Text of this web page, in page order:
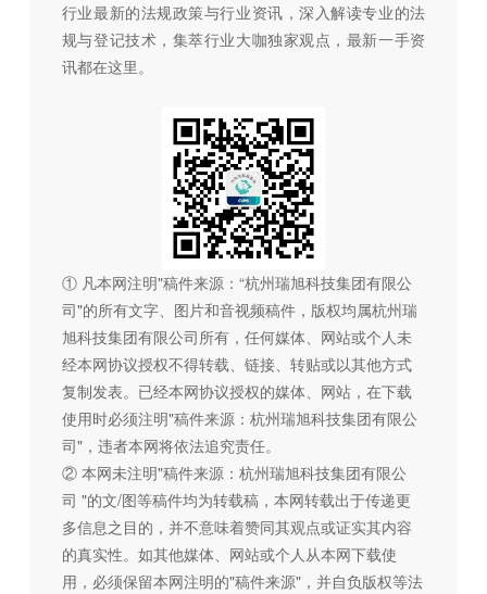
行业最新的法规政策与行业资讯，深入解读专业的法
规与登记技术，集萃行业大咖独家观点，最新一手资
讯都在这里。
① 凡本网注明"稿件来源：“杭州瑞旭科技集团有限公
司"的所有文字、图片和音视频稿件，版权均属杭州瑞
旭科技集团有限公司所有，任何媒体、网站或个人未
经本网协议授权不得转载、链接、转贴或以其他方式
复制发表。已经本网协议授权的媒体、网站，在下载
使用时必须注明"稿件来源：杭州瑞旭科技集团有限公
司"，违者本网将依法追究责任。
② 本网未注明"稿件来源：杭州瑞旭科技集团有限公
司 "的文/图等稿件均为转载稿，本网转载出于传递更
多信息之目的，并不意味着赞同其观点或证实其内容
的真实性。如其他媒体、网站或个人从本网下载使
用，必须保留本网注明的"稿件来源"，并自负版权等法